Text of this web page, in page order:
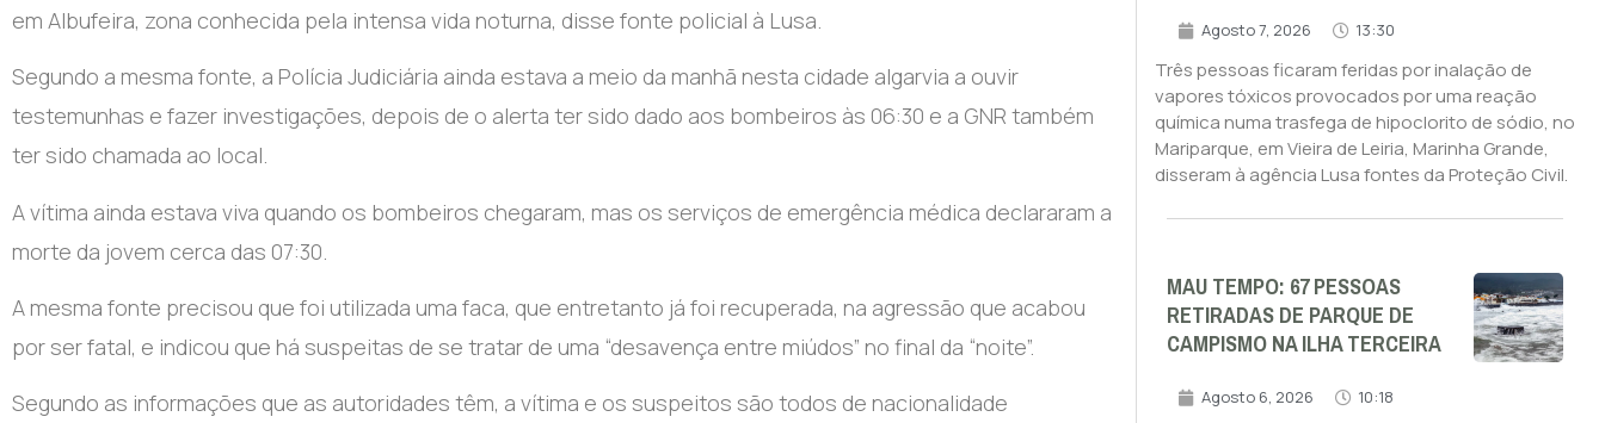
em Albufeira, zona conhecida pela intensa vida noturna, disse fonte policial à Lusa.
Segundo a mesma fonte, a Polícia Judiciária ainda estava a meio da manhã nesta cidade algarvia a ouvir
testemunhas e fazer investigações, depois de o alerta ter sido dado aos bombeiros às 06:30 e a GNR também
ter sido chamada ao local.
A vítima ainda estava viva quando os bombeiros chegaram, mas os serviços de emergência médica declararam a
morte da jovem cerca das 07:30.
A mesma fonte precisou que foi utilizada uma faca, que entretanto já foi recuperada, na agressão que acabou
por ser fatal, e indicou que há suspeitas de se tratar de uma “desavença entre miúdos” no final da “noite”.
Segundo as informações que as autoridades têm, a vítima e os suspeitos são todos de nacionalidade
Agosto 7, 2026 13:30
Três pessoas ficaram feridas por inalação de
vapores tóxicos provocados por uma reação
química numa trasfega de hipoclorito de sódio, no
Mariparque, em Vieira de Leiria, Marinha Grande,
disseram à agência Lusa fontes da Proteção Civil.
MAU TEMPO: 67 PESSOAS
RETIRADAS DE PARQUE DE
CAMPISMO NA ILHA TERCEIRA
Agosto 6, 2026 10:18